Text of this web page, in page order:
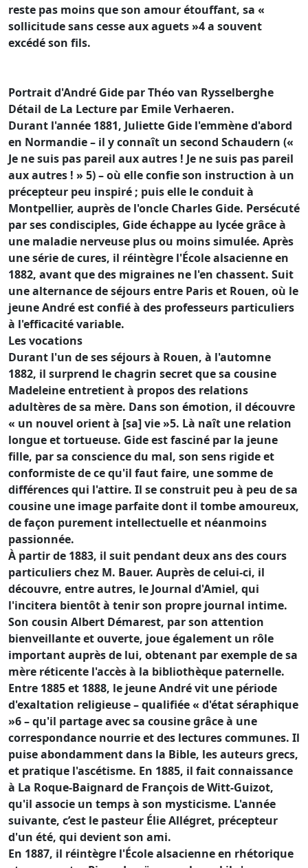
reste pas moins que son amour étouffant, sa «
sollicitude sans cesse aux aguets »4 a souvent
excédé son fils.
Portrait d'André Gide par Théo van Rysselberghe
Détail de La Lecture par Emile Verhaeren.
Durant l'année 1881, Juliette Gide l'emmène d'abord
en Normandie – il y connaît un second Schaudern («
Je ne suis pas pareil aux autres ! Je ne suis pas pareil
aux autres ! » 5) – où elle confie son instruction à un
précepteur peu inspiré ; puis elle le conduit à
Montpellier, auprès de l'oncle Charles Gide. Persécuté
par ses condisciples, Gide échappe au lycée grâce à
une maladie nerveuse plus ou moins simulée. Après
une série de cures, il réintègre l'École alsacienne en
1882, avant que des migraines ne l'en chassent. Suit
une alternance de séjours entre Paris et Rouen, où le
jeune André est confié à des professeurs particuliers
à l'efficacité variable.
Les vocations
Durant l'un de ses séjours à Rouen, à l'automne
1882, il surprend le chagrin secret que sa cousine
Madeleine entretient à propos des relations
adultères de sa mère. Dans son émotion, il découvre
« un nouvel orient à [sa] vie »5. Là naît une relation
longue et tortueuse. Gide est fasciné par la jeune
fille, par sa conscience du mal, son sens rigide et
conformiste de ce qu'il faut faire, une somme de
différences qui l'attire. Il se construit peu à peu de sa
cousine une image parfaite dont il tombe amoureux,
de façon purement intellectuelle et néanmoins
passionnée.
À partir de 1883, il suit pendant deux ans des cours
particuliers chez M. Bauer. Auprès de celui-ci, il
découvre, entre autres, le Journal d'Amiel, qui
l'incitera bientôt à tenir son propre journal intime.
Son cousin Albert Démarest, par son attention
bienveillante et ouverte, joue également un rôle
important auprès de lui, obtenant par exemple de sa
mère réticente l'accès à la bibliothèque paternelle.
Entre 1885 et 1888, le jeune André vit une période
d'exaltation religieuse – qualifiée « d'état séraphique
»6 – qu'il partage avec sa cousine grâce à une
correspondance nourrie et des lectures communes. Il
puise abondamment dans la Bible, les auteurs grecs,
et pratique l'ascétisme. En 1885, il fait connaissance
à La Roque-Baignard de François de Witt-Guizot,
qu'il associe un temps à son mysticisme. L'année
suivante, c’est le pasteur Élie Allégret, précepteur
d'un été, qui devient son ami.
En 1887, il réintègre l'École alsacienne en rhétorique